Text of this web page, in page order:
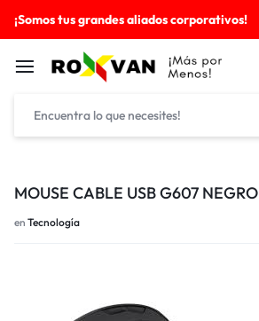
¡Somos tus grandes aliados corporativos!
MOUSE CABLE USB G607 NEGRO
en Tecnología